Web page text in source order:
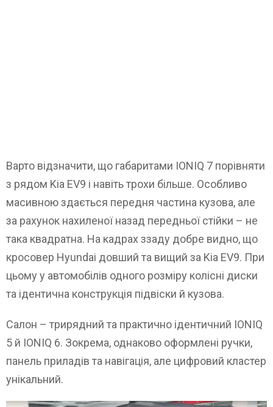
Варто відзначити, що габаритами IONIQ 7 порівняти
з рядом Kia EV9 і навіть трохи більше. Особливо
масивною здається передня частина кузова, але
за рахунок нахиленої назад передньої стійки – не
така квадратна. На кадрах ззаду добре видно, що
кросовер Hyundai довший та вищий за Kia EV9. При
цьому у автомобілів одного розміру колісні диски
та ідентична конструкція підвіски й кузова.
Салон – трирядний та практично ідентичний IONIQ
5 й IONIQ 6. Зокрема, однаково оформлені ручки,
панель приладів та навігація, але цифровий кластер
унікальний.